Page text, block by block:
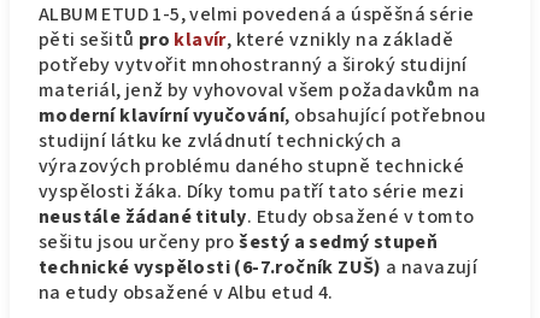
ALBUM ETUD 1-5, velmi povedená a úspěšná série
pěti sešitů pro klavír, které vznikly na základě
potřeby vytvořit mnohostranný a široký studijní
materiál, jenž by vyhovoval všem požadavkům na
moderní klavírní vyučování, obsahující potřebnou
studijní látku ke zvládnutí technických a
výrazových problému daného stupně technické
vyspělosti žáka. Díky tomu patří tato série mezi
neustále žádané tituly. Etudy obsažené v tomto
sešitu jsou určeny prošestý a sedmý stupeň
technické vyspělosti (6-7.ročník ZUŠ) a navazují
na etudy obsažené v Albu etud 4.